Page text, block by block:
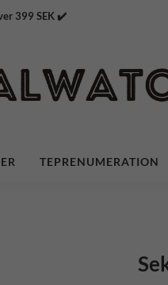
Över 399 SEK ✔️
TEPRENUMERATION